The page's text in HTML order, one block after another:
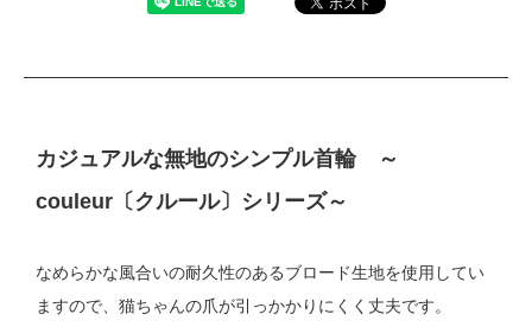
カジュアルな無地のシンプル首輪 ～
couleur〔クルール〕シリーズ～
なめらかな風合いの耐久性のあるブロード生地を使用してい
ますので、猫ちゃんの爪が引っかかりにくく丈夫です。